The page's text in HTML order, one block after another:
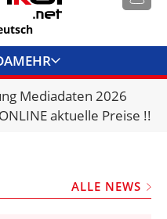
MEHR
Mediadaten 2026
aktuelle Preise !!
ALLE NEWS